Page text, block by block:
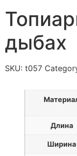
дыбах
SKU: t057
Длина
Ширина